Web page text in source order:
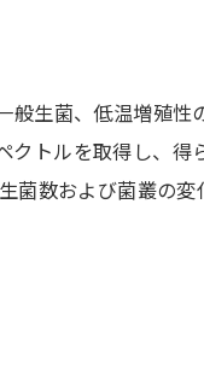
生菌、低温増殖
トルを取得し、
数および菌叢の変